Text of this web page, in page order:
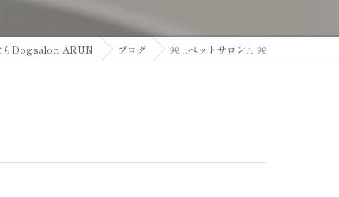
らDogsalon ARUN ブログ ୨୧ ∴ペットサロン∴ ୨୧